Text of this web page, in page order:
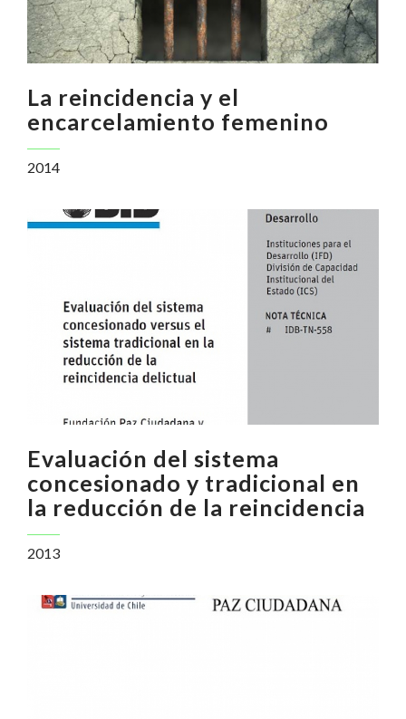
La reincidencia y el
encarcelamiento femenino
2014
Evaluación del sistema
concesionado y tradicional en
la reducción de la reincidencia
2013